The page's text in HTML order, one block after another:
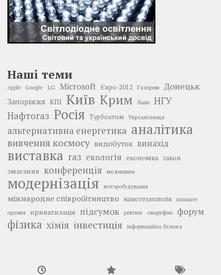
Наші теми
Apple Google LG Microsoft Євро-2012 Газпром Донецьк
Запоріжжя КПІ Київ Крим Львів
НГУ
Нафтогаз Росія Турбоатом Укрзалізниця
альтернативна енергетика аналітика
вивчення космосу видобуток винахід
виставка газ екологія економіка закон
змагання конференція медицина
модернізація моторобудування
міжнародне співробітництво нанотехнологія планшет
премія приватизація підсумок рейтинг смартфон форум
фізика хімія інвестиція інформаційна безпека